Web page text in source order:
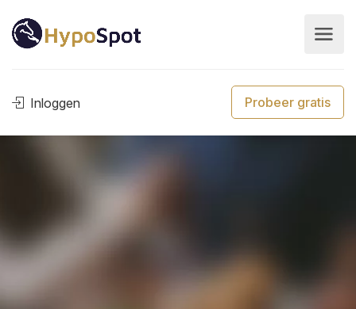
Inloggen Probeer gratis